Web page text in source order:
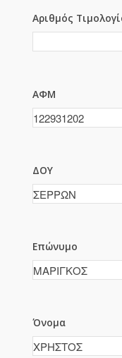
Αριθμός
ΑΦΜ
ΔΟΥ
Επώνυμο
Όνομα